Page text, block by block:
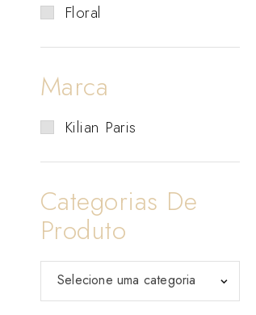
Floral
Marca
Kilian Paris
Categorias De
Produto
Selecione uma categoria